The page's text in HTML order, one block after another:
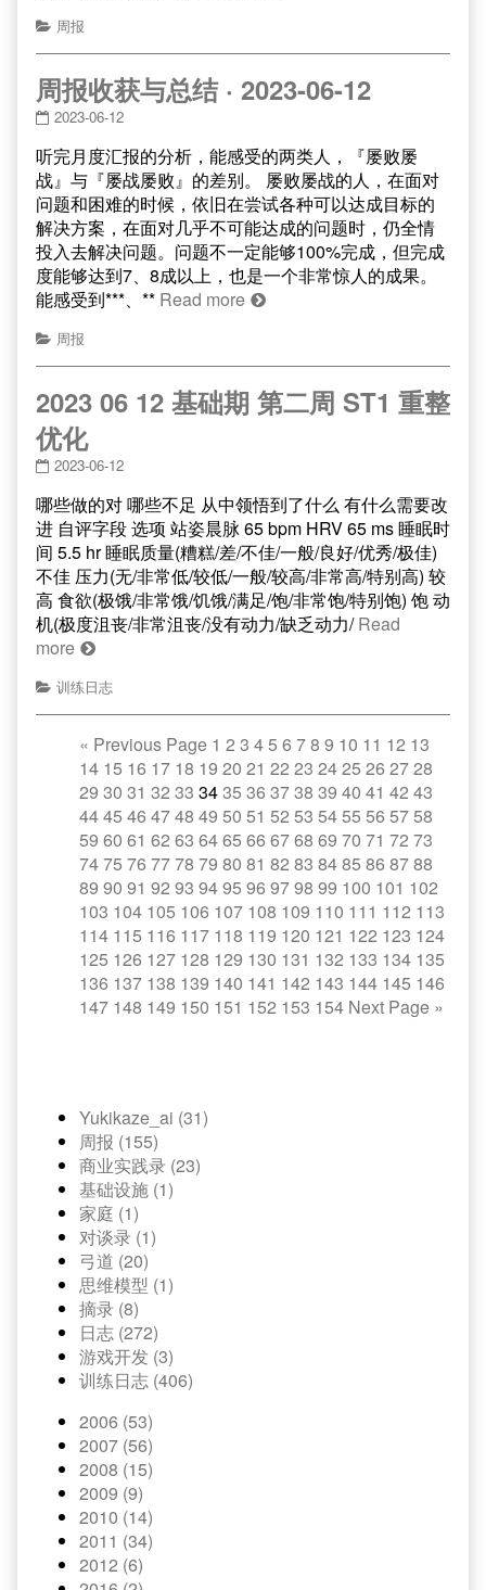
周报
周报收获与总结 · 2023-06-12
2023-06-12
听完月度汇报的分析，能感受的两类人，『屡败屡
战』与『屡战屡败』的差别。 屡败屡战的人，在面对
问题和困难的时候，依旧在尝试各种可以达成目标的
解决方案，在面对几乎不可能达成的问题时，仍全情
投入去解决问题。问题不一定能够100%完成，但完成
度能够达到7、8成以上，也是一个非常惊人的成果。
能感受到***、** Read more
周报
2023 06 12 基础期 第二周 ST1 重整
优化
2023-06-12
哪些做的对 哪些不足 从中领悟到了什么 有什么需要改
进 自评字段 选项 站姿晨脉 65 bpm HRV 65 ms 睡眠时
间 5.5 hr 睡眠质量(糟糕/差/不佳/一般/良好/优秀/极佳)
不佳 压力(无/非常低/较低/一般/较高/非常高/特别高) 较
高 食欲(极饿/非常饿/饥饿/满足/饱/非常饱/特别饱) 饱 动
机(极度沮丧/非常沮丧/没有动力/缺乏动力/Read
more
训练日志
« Previous Page 1 2 3 45 6 78 9 10 11 12 13
14 15 16 17 18 19 20 21 22 23 2425 26 2728
29 30 31 32 33 3435 36 3738 39 40 41 42 43
4445 46 4748 49 50 51 52 53 5455 56 5758
59 60 61 62 63 6465 66 6768 69 70 71 72 73
7475 76 7778 79 80 81 82 83 8485 86 8788
89 90 91 92 93 9495 96 9798 99 100 101 102
103 104 105 106 107 108 109 110 111 112 113
114 115 116 117 118 119 120 121 122 123 124
125 126 127 128 129 130 131 132 133 134 135
136 137 138 139 140 141 142 143 144 145 146
147 148 149 150 151 152 153 154 Next Page »
Yukikaze_ai (31)
周报 (155)
商业实践录 (23)
基础设施 (1)
家庭 (1)
对谈录 (1)
弓道 (20)
思维模型 (1)
摘录 (8)
日志 (272)
游戏开发 (3)
训练日志 (406)
2006 (53)
2007 (56)
2008 (15)
2009 (9)
2010 (14)
2011 (34)
2012 (6)